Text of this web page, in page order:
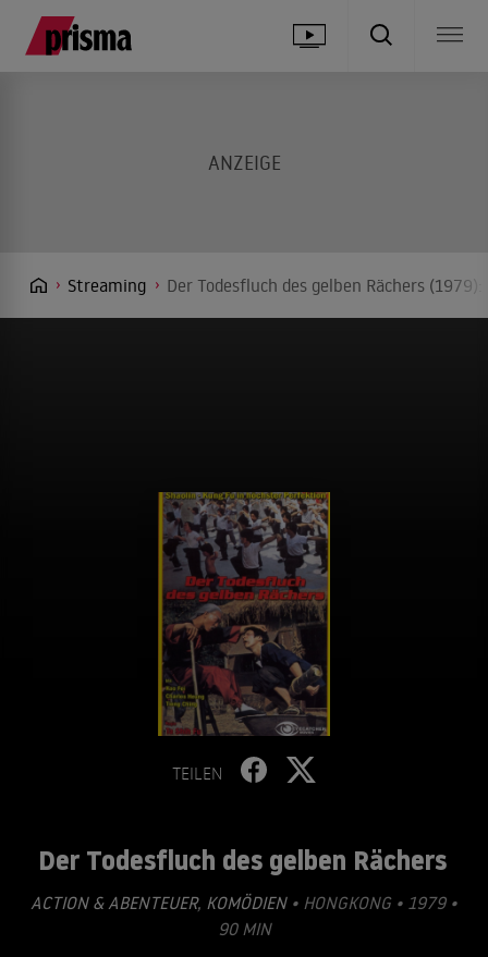
Streaming Der Todesfluch des gelben Rächers
TEILEN
Der Todesfluch des gelben Rächers
ACTION & ABENTEUER, KOMÖDIEN• HONGKONG • 1979 •
90 MIN